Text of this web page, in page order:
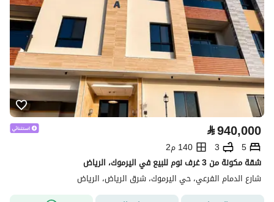
⃁940,000
5
3
140 م2
شقة مكونة من 3 غرف نوم للبيع في اليرموك، الرياض
شارع الدمام الفرعي، حي اليرموك، شرق الرياض، الرياض